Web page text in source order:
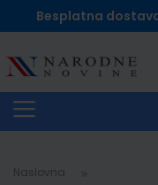
Besplatna
Naslovna